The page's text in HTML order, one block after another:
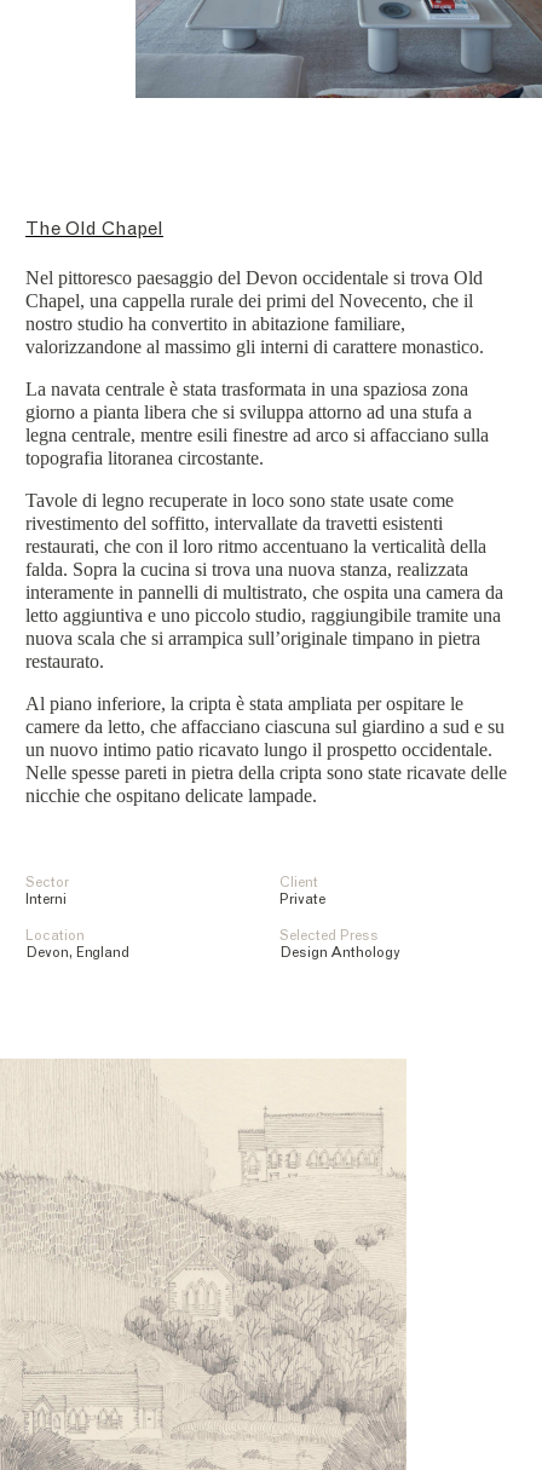
The Old Chapel
Nel pittoresco paesaggio del Devon occidentale si trova Old
Chapel, una cappella rurale dei primi del Novecento, che il
nostro studio ha convertito in abitazione familiare,
valorizzandone al massimo gli interni di carattere monastico.
La navata centrale è stata trasformata in una spaziosa zona
giorno a pianta libera che si sviluppa attorno ad una stufa a
legna centrale, mentre esili finestre ad arco si affacciano sulla
topografia litoranea circostante.
Tavole di legno recuperate in loco sono state usate come
rivestimento del soffitto, intervallate da travetti esistenti
restaurati, che con il loro ritmo accentuano la verticalità della
falda. Sopra la cucina si trova una nuova stanza, realizzata
interamente in pannelli di multistrato, che ospita una camera da
letto aggiuntiva e uno piccolo studio, raggiungibile tramite una
nuova scala che si arrampica sull’originale timpano in pietra
restaurato.
Al piano inferiore, la cripta è stata ampliata per ospitare le
camere da letto, che affacciano ciascuna sul giardino a sud e su
un nuovo intimo patio ricavato lungo il prospetto occidentale.
Nelle spesse pareti in pietra della cripta sono state ricavate delle
nicchie che ospitano delicate lampade.
Sector
Interni
Client
Private
Location
Devon, England
Selected Press
Design Anthology